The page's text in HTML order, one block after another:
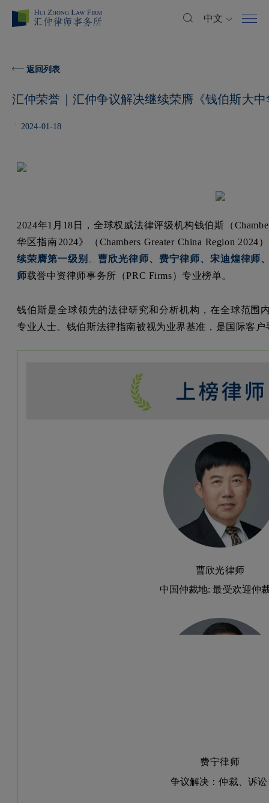
中文
返回列表
汇仲荣誉｜汇仲争议解决继续荣膺《钱伯斯大
2024-01-18
2024年1月18日，全球权威法律评级机构钱伯斯（
华区指南2024》（Chambers Greater China Region 2024
续荣膺第一级别 。曹欣光律师、费宁律师、宋迪煌律师
师载誉中资律师事务所（PRC Firms）专业榜单。
钱伯斯是全球领先的法律研究和分析机构，在全球范围
专业人士。钱伯斯法律指南被视为业界基准，是国际客
曹欣光律师
中国仲裁地: 最受欢迎仲
费宁律师
争议解决：仲裁、诉